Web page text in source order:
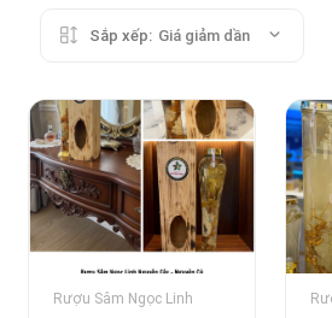
Sắp xếp: Giá giảm dần
Rượu Sâm Ngọc Linh